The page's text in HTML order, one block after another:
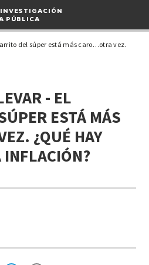
PÚBLICA
del súper está más caro…otra vez.
- EL
ESTÁ MÁS
¿QUÉ HAY
INFLACIÓN?